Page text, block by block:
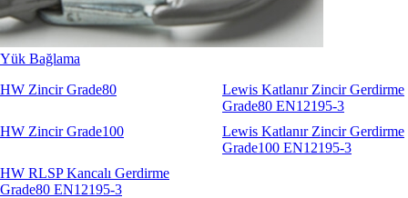
Yük Bağlama
HW Zincir Grade80
HW Zincir Grade100
HW RLSP Kancalı Gerdirme
Grade80 EN12195-3
Lewis Katlanır Zincir Gerdirme
Grade80 EN12195-3
Lewis Katlanır Zincir Gerdirme
Grade100 EN12195-3